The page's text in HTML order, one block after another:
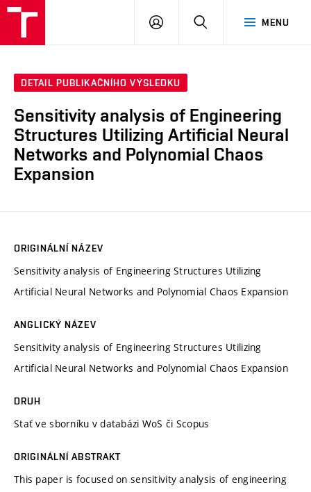
MENU
PŘIHLÁSIT
DETAIL PUBLIKAČNÍHO VÝSLEDKU
Sensitivity analysis of Engineering
Structures Utilizing Artificial Neural
Networks and Polynomial Chaos
Expansion
ORIGINÁLNÍ NÁZEV
Sensitivity analysis of Engineering Structures Utilizing
Artificial Neural Networks and Polynomial Chaos Expansion
ANGLICKÝ NÁZEV
Sensitivity analysis of Engineering Structures Utilizing
Artificial Neural Networks and Polynomial Chaos Expansion
DRUH
Stať ve sborníku v databázi WoS či Scopus
ORIGINÁLNÍ ABSTRAKT
This paper is focused on sensitivity analysis of engineering